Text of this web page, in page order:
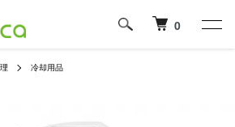
0
冷却用品